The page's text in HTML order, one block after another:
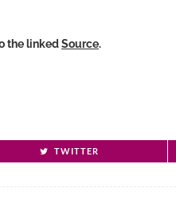
the linkedSource.
TWITTER